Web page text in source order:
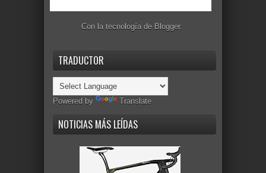
Con la tecnología de Blogger.
TRADUCTOR
Powered by Translate
NOTICIAS MÁS LEÍDAS